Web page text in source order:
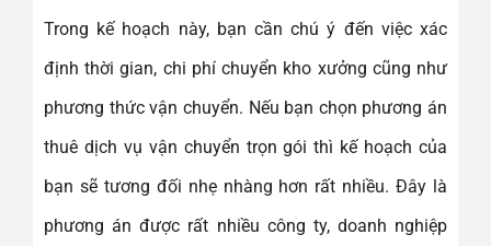
Trong kế hoạch này, bạn cần chú ý đến việc xác
định thời gian, chi phí chuyển kho xưởng cũng như
phương thức vận chuyển. Nếu bạn chọn phương án
thuê dịch vụ vận chuyển trọn gói thì kế hoạch của
bạn sẽ tương đối nhẹ nhàng hơn rất nhiều. Đây là
phương án được rất nhiều công ty, doanh nghiệp